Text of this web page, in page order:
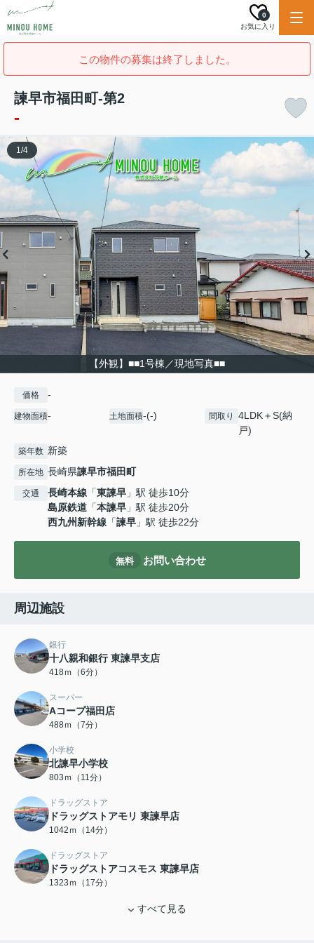
お気に入り
0
この物件の募集は終了しました。
諫早市福田町-第2
-
【外観】■■1号棟／現地写真■■
1/4
価格 -
建物面積- 土地面積-(-) 間取り
4LDK＋S(納
戸)
築年数 新築
所在地 長崎県諫早市福田町
交通 長崎本線 「東諫早 」駅 徒歩10分
島原鉄道 「本諫早 」駅 徒歩20分
西九州新幹線 「諫早 」駅 徒歩22分
無料 お問い合わせ
周辺施設
銀行
十八親和銀行 東諫早支店
418ｍ（6分）
スーパー
Aコープ福田店
488ｍ（7分）
小学校
北諫早小学校
803ｍ（11分）
ドラッグストア
ドラッグストアモリ 東諫早店
1042ｍ（14分）
ドラッグストア
ドラッグストアコスモス 東諫早店
1323ｍ（17分）
すべて見る